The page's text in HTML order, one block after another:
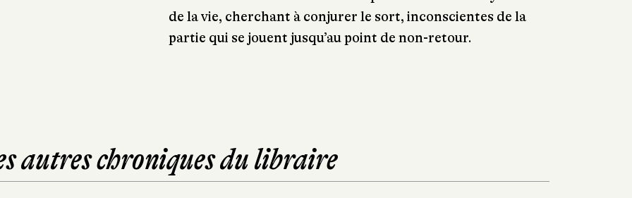
de la vie, cherchant à conjurer le sort, inconscientes de la
partie qui se jouent jusqu’au point de non-retour.
autres chroniques du libraire